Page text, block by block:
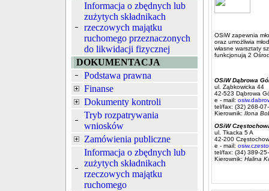
Informacja o zbędnych lub
zużytych składnikach
rzeczowych majątku
ruchomego przeznaczonych
do likwidacji fizycznej
DOKUMENTACJA
Podstawa prawna
Finanse
Dokumenty kontroli
Tryb rozpatrywania
wniosków
Zamówienia publiczne
Informacja o zbędnych lub
zużytych składnikach
rzeczowych majątku
ruchomego
OSiW zapewnia
oraz umożliwia
własne warsztaty
funkcjonują 2
OSiW Dąbrowa
ul. Ząbkowicka 44
42-523 Dąbrowa
e - mail:
tel/fax: (32) 268-
Kierownik: Ilona
OSiW
ul. Tkacka 5 A
42-200
e - mail:
tel/fax: (34) 389-
Kierownik: Halina